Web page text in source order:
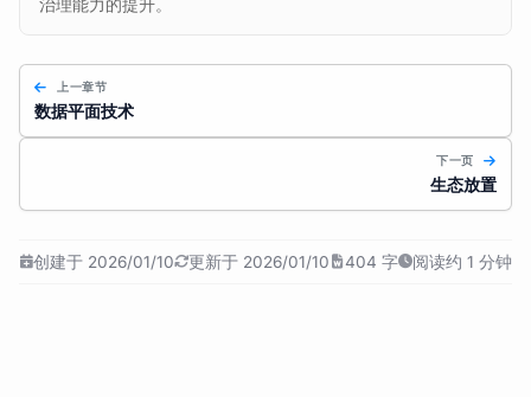
上一章节
数据平面技术
下一页
生态放置
创建于 2026/01/10 更新于 2026/01/10 404 字 阅读约 1 分钟